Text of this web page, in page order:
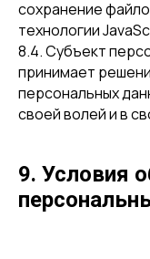
сохранение
технологии
8.4. Субъект
принимает
персональных
своей волей и в
9. Условия